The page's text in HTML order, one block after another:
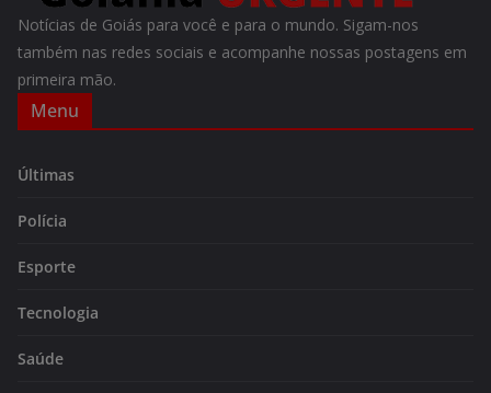
Notícias de Goiás para você e para o mundo. Sigam-nos
também nas redes sociais e acompanhe nossas postagens em
primeira mão.
Menu
Últimas
Polícia
Esporte
Tecnologia
Saúde